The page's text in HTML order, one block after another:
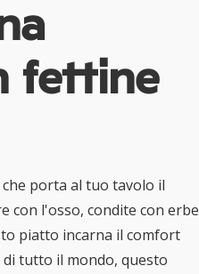
fettine
porta al tuo tavolo il
con l'osso, condite con erbe
piatto incarna il comfort
tutto il mondo, questo